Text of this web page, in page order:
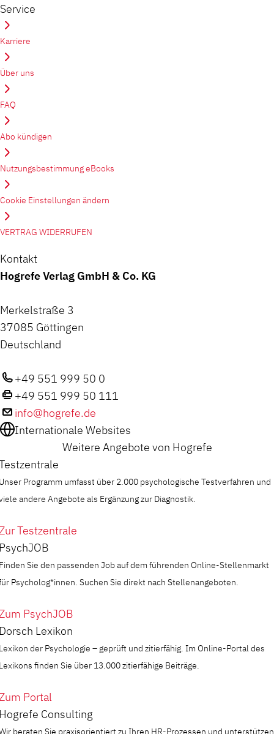
Service
Karriere
Über uns
FAQ
Abo kündigen
Nutzungsbestimmung eBooks
Cookie Einstellungen ändern
VERTRAG WIDERRUFEN
Kontakt
Hogrefe Verlag GmbH & Co. KG
Merkelstraße 3
37085 Göttingen
Deutschland
+49 551 999 50 0
+49 551 999 50 111
info@hogrefe.de
Internationale Websites
Weitere Angebote von Hogrefe
Programm umfasst über 2.000 psychologische Testverfahren und
andere Angebote als Ergänzung zur Diagnostik.
Testzentrale
Sie den passenden Job auf dem führenden Online-Stellenmarkt
Psycholog*innen. Suchen Sie direkt nach Stellenangeboten.
PsychJOB
Lexikon
der Psychologie – geprüft und zitierfähig. Im Online-Portal des
finden Sie über 13.000 zitierfähige Beiträge.
Portal
Consulting
beraten Sie praxisorientiert zu Ihren HR-Prozessen und unterstützen